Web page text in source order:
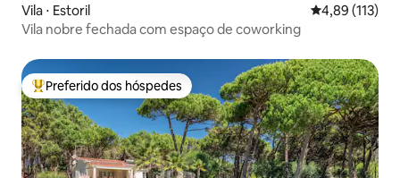
Vila ⋅ Estoril 4,89 de uma
4,89 (113)
Vila nobre fechada com espaço de coworking
Entre os melhores preferidos dos hóspedes
Preferido dos hóspedes